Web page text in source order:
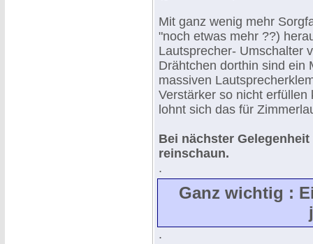
Mit ganz wenig mehr
"noch etwas mehr ??)
Lautsprecher- Umschalter
Drähtchen dorthin sind ein
massiven
Verstärker so nicht
lohnt sich das für
Bei nächster
reinschaun.
.
Ganz wichtig :
.